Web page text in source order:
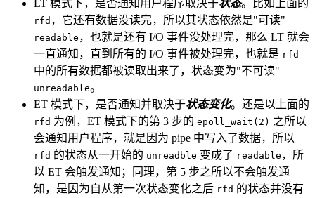
LT 模式下，是否通知用户程序取决于状态。比如上面的
rfd ，它还有数据没读完，所以其状态依然是"可读"
readable ，也就是还有 I/O 事件没处理完，那么 LT 就会
一直通知，直到所有的 I/O 事件被处理完，也就是 rfd
中的所有数据都被读取出来了，状态变为"不可读"
unreadable。
ET 模式下，是否通知并取决于状态变化。还是以上面的
rfd 为例，ET 模式下的第 3 步的 epoll_wait(2) 之所以
会通知用户程序，就是因为 pipe 中写入了数据，所以
rfd 的状态从一开始的 unreadble 变成了 readable ，所
以 ET 会触发通知；同理，第 5 步之所以不会触发通
知，是因为自从第一次状态变化之后 rfd 的状态并没有